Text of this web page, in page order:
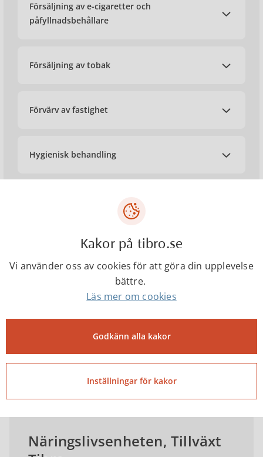
Försäljning av e-cigaretter och
påfyllnadsbehållare
Försäljning av tobak
Förvärv av fastighet
Hygienisk behandling
Starta lantbruk
Kontakta
Näringslivsenheten, Tillväxt
Kakor på tibro.se
Vi använder oss av cookies för att göra din upplevelse
bättre.
Läs mer om cookies
Godkänn alla kakor
Inställningar för kakor